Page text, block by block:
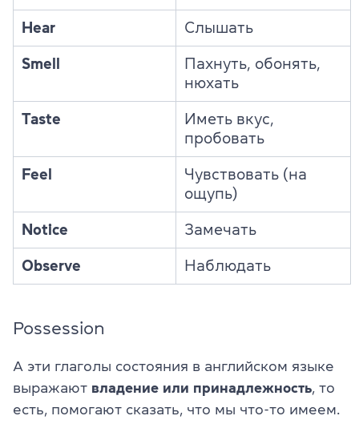
Hear Слышать
Smell
Пахнуть, обонять,
нюхать
Taste
Иметь вкус,
пробовать
Feel
Чувствовать (на
ощупь)
Notice Замечать
Observe Наблюдать
Possession
А эти глаголы состояния в английском языке
выражают владение или принадлежность, то
есть, помогают сказать, что мы что-то имеем.